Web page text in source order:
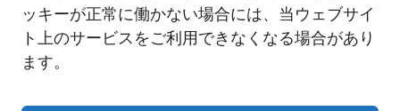
ッキーが正常に働かない場合には、当ウェブサイ
ト上のサービスをご利用できなくなる場合があり
ます。